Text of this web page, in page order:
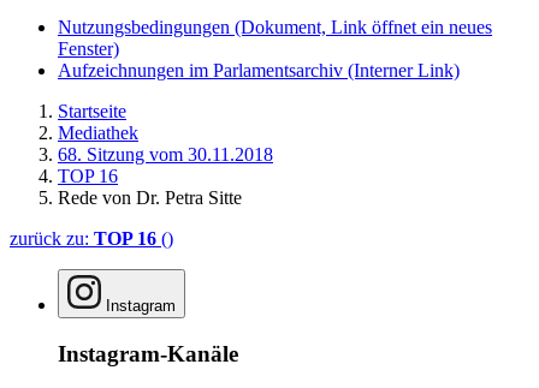
Nutzungsbedingungen (Dokument, Link öffnet ein neues
Fenster)
Aufzeichnungen im Parlamentsarchiv (Interner Link)
Startseite
Mediathek
68. Sitzung vom 30.11.2018
TOP 16
Rede von Dr. Petra Sitte
zurück zu: TOP 16 ()
Instagram
Instagram-Kanäle